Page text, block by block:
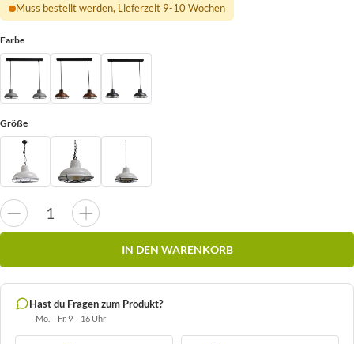
Muss bestellt werden, Lieferzeit 9-10 Wochen
Farbe
Größe
IN DEN WARENKORB
Hast du Fragen zum Produkt?
Mo. – Fr. 9 – 16 Uhr